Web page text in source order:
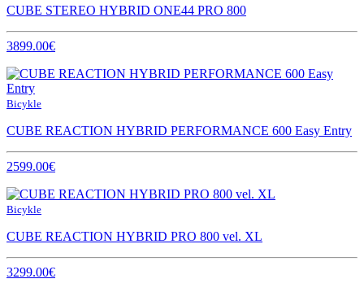
CUBE STEREO HYBRID ONE44 PRO 800
3899.00€
Bicykle
CUBE REACTION HYBRID PERFORMANCE 600 Easy Entry
2599.00€
Bicykle
CUBE REACTION HYBRID PRO 800 vel. XL
3299.00€